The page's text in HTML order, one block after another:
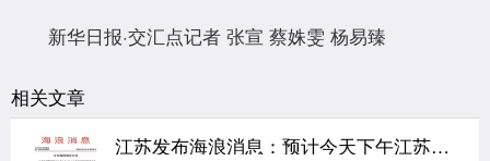
新华日报·交汇点记者 张宣 蔡姝雯 杨易臻
相关文章
江苏发布海浪消息：预计今天下午江苏海域将有大到巨浪